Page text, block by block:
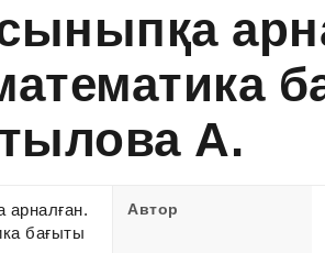
сыныпқа
А.
арналған.
бағыты
Автор